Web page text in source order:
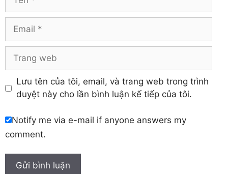
Hưng Yên
Khánh Hòa
Email
Trang
Lưu tên của tôi, email, và trang web trong trình
duyệt này cho lần bình luận kế tiếp của tôi.
Notify me via e-mail if anyone answers my
comment.